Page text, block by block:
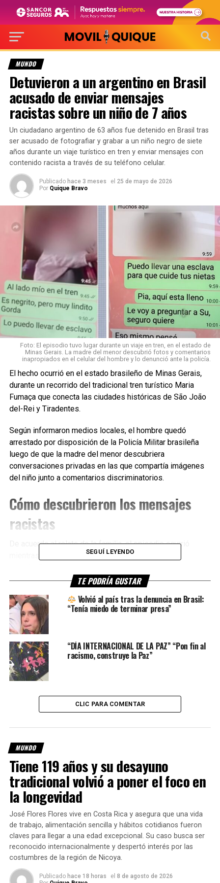
MUNDO
Detuvieron a un argentino en Brasil
acusado de enviar mensajes
racistas sobre un niño de 7 años
Un ciudadano argentino de 63 años fue detenido en Brasil tras
ser acusado de fotografiar y grabar a un niño negro de siete
años durante un viaje turístico en tren y enviar mensajes con
contenido racista a través de su teléfono celular.
Publicado hace 3 meses el 25 de mayo de 2026
Por Quique Bravo
Foto: El episodio tuvo lugar durante un viaje en tren, en el estado de
Minas Gerais. La madre del menor descubrió fotos y comentarios
inapropiados en el celular del hombre y lo denunció ante la policía.
El hecho ocurrió en el estado brasileño de Minas Gerais,
durante un recorrido del tradicional tren turístico Maria
Fumaça que conecta las ciudades históricas de São João
del-Rei y Tiradentes.
Según informaron medios locales, el hombre quedó
arrestado por disposición de la Policía Militar brasileña
luego de que la madre del menor descubriera
conversaciones privadas en las que compartía imágenes
del niño junto a comentarios discriminatorios.
Cómo descubrieron los mensajes
racistas
De acuerdo al relato de la familia, el episodio ocurrió
mientras realizaban un paseo para celebrar un
La madre del niño contó que otro pasajero le advirtió que
un hombre ubicado detrás de ellos estaba tomando
fotografías y grabando al menor de manera insistente.
Tras la advertencia, la mujer enfrentó al sospechoso y le
pidió revisar su teléfono celular. En un primer momento, el
acusado negó haber tomado imágenes y se resistió a
mostrar el dispositivo.
del celular, encontraron mensajes en los que el hombre
hacía comentarios racistas relacionados con el color de
piel del menor.
Según la denuncia, en una de las conversaciones el
acusado afirmaba que podía “tomarlo como esclavo”,
mientras que en otros mensajes mencionaba la
posibilidad de “tomar una esclava” para cuidar niños.
SEGUÍ LEYENDO
TE PODRÍA GUSTAR
Volvió al país tras la denuncia en Brasil:
“Tenía miedo de terminar presa”
“DÍA INTERNACIONAL DE LA PAZ” “Pon fin al
racismo, construye la Paz”
CLIC PARA COMENTAR
MUNDO
Tiene 119 años y su desayuno
tradicional volvió a poner el foco en
la longevidad
José Flores Flores vive en Costa Rica y asegura que una vida
de trabajo, alimentación sencilla y hábitos cotidianos fueron
claves para llegar a una edad excepcional. Su caso busca ser
reconocido internacionalmente y despertó interés por las
costumbres de la región de Nicoya.
Publicado hace 18 horas el 8 de agosto de 2026